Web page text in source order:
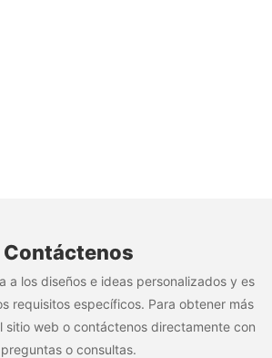
Contáctenos
a los diseños e ideas personalizados y es
requisitos específicos. Para obtener más
sitio web o contáctenos directamente con
preguntas o consultas.